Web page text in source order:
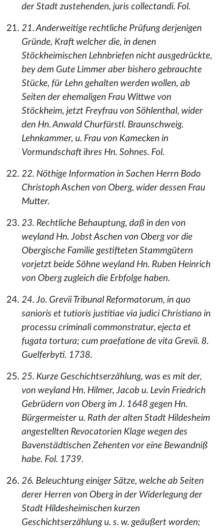
der Stadt zustehenden, juris collectandi. Fol.
21. Anderweitige rechtliche Prüfung derjenigen
Gründe, Kraft welcher die, in denen
Stöckheimischen Lehnbriefen nicht ausgedrückte,
bey dem Gute Limmer aber bishero gebrauchte
Stücke, für Lehn gehalten werden wollen, ab
Seiten der ehemaligen Frau Wittwe von
Stöckheim, jetzt Freyfrau von Söhlenthal, wider
den Hn. Anwald Churfürstl. Braunschweig.
Lehnkammer, u. Frau von Kamecken in
Vormundschaft ihres Hn. Sohnes. Fol.
22. Nöthige Information in Sachen Herrn Bodo
Christoph Aschen von Oberg, wider dessen Frau
Mutter.
23. Rechtliche Behauptung, daß in den von
weyland Hn. Jobst Aschen von Oberg vor die
Obergische Familie gestifteten Stammgütern
vorjetzt beide Söhne weyland Hn. Ruben Heinrich
von Oberg zugleich die Erbfolge haben.
24. Jo. Grevii Tribunal Reformatorum, in quo
sanioris et tutioris justitiae via judici Christiano in
processu criminali commonstratur, ejecta et
fugata tortura; cum praefatione de vita Grevii. 8.
Guelferbyti. 1738.
25. Kurze Geschichtserzählung, was es mit der,
von weyland Hn. Hilmer, Jacob u. Levin Friedrich
Gebrüdern von Oberg im J. 1648 gegen Hn.
Bürgermeister u. Rath der alten Stadt Hildesheim
angestellten Revocatorien Klage wegen des
Bavenstädtischen Zehenten vor eine Bewandniß
habe. Fol. 1739.
26. Beleuchtung einiger Sätze, welche ab Seiten
derer Herren von Oberg in der Widerlegung der
Stadt Hildesheimischen kurzen
Geschichtserzählung u. s. w. geäußert worden;